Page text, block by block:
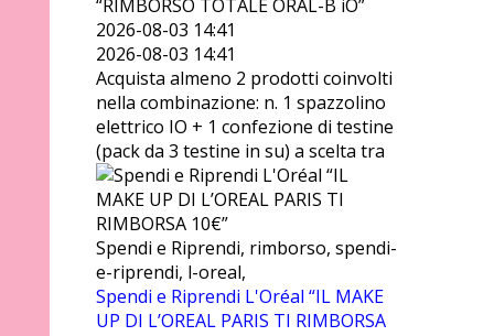
“RIMBORSO TOTALE ORAL-B iO”
2026-08-03 14:41
2026-08-03 14:41
Acquista almeno 2 prodotti coinvolti
nella combinazione: n. 1 spazzolino
elettrico IO + 1 confezione di testine
(pack da 3 testine in su) a scelta tra
Spendi e Riprendi, rimborso, spendi-
e-riprendi, l-oreal,
Spendi e Riprendi L'Oréal “IL MAKE
UP DI L’OREAL PARIS TI RIMBORSA